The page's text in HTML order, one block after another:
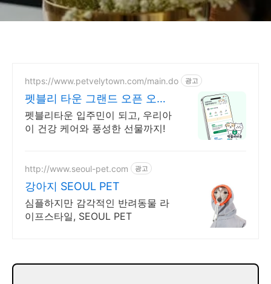
https://www.petvelytown.com/main.do 광고
펫블리 타운 그랜드 오픈 오픈
이벤트 진행 중!
펫블리타운 입주민이 되고, 우리아
이 건강 케어와 풍성한 선물까지!
http://www.seoul-pet.com 광고
강아지 SEOUL PET
심플하지만 감각적인 반려동물 라
이프스타일, SEOUL PET